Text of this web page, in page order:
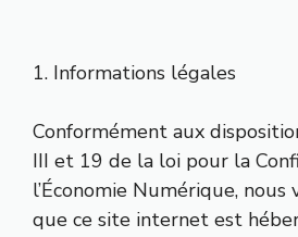
1. Informations légales
Conformément aux
III et 19 de la loi pour la
l’Économie Numérique, nous
que ce site internet est